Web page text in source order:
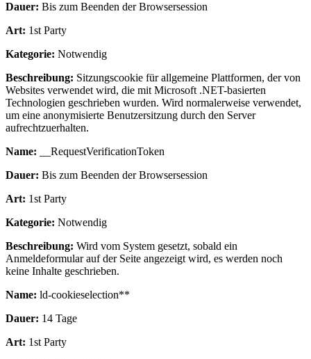
Dauer: Bis zum Beenden der Browsersession
Art: 1st Party
Kategorie: Notwendig
Beschreibung: Sitzungscookie für allgemeine Plattformen, der von
Websites verwendet wird, die mit Microsoft .NET-basierten
Technologien geschrieben wurden. Wird normalerweise verwendet,
um eine anonymisierte Benutzersitzung durch den Server
aufrechtzuerhalten.
Name: __RequestVerificationToken
Dauer: Bis zum Beenden der Browsersession
Art: 1st Party
Kategorie: Notwendig
Beschreibung: Wird vom System gesetzt, sobald ein
Anmeldeformular auf der Seite angezeigt wird, es werden noch
keine Inhalte geschrieben.
Name: ld-cookieselection**
Dauer: 14 Tage
Art: 1st Party